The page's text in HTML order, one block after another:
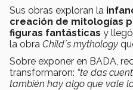
Sus obras exploran la
creación de mitologías
figuras fantásticas y
la obra Child´s mythology
Sobre exponer en BADA,
transformaron: “te das
también hay algo que vale